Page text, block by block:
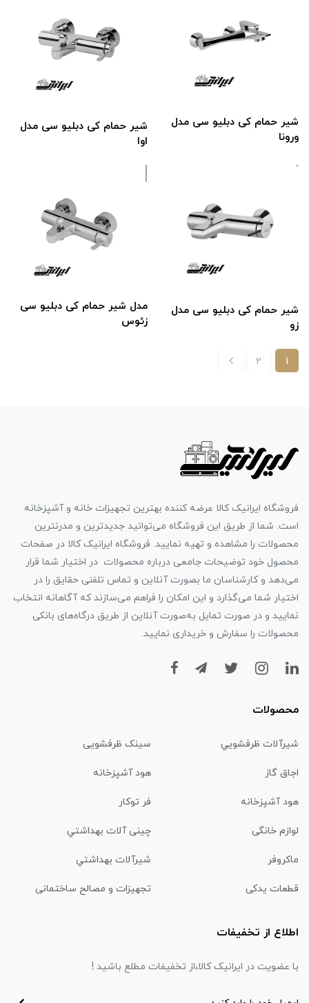
شیر حمام کی دبلیو سی مدل
ورونا
شیر حمام کی دبلیو سی مدل
اوا
شیر حمام کی دبلیو سی مدل
زو
مدل شیر حمام کی دبلیو سی
زئوس
1
2
فروشگاه ایرانیک کالا عرضه کننده بهترین تجهیزات خانه و آشپزخانه
است. شما از طریق این فروشگاه می‌توانید جدیدترین و مدرنترین
محصولات را مشاهده و تهیه نمایید. فروشگاه ایرانیک کالا در صفحات
محصول خود توضیحات جامعی درباره محصولات در اختیار شما قرار
می‌دهد و کارشناسان ما بصورت آنلاین و تماس تلفنی حقایق را در
اختیار شما می‌گذارد و این امکان را فراهم می‌سازند که آگاهانه انتخاب
نمایید و در صورت تمایل به‌صورت آنلاین از طریق درگاه‌های بانکی
محصولات را سفارش و خریداری نمایید.
محصولات
شیرآلات ظرفشويي سینک ظرفشویی
اجاق گاز هود آشپزخانه
هود آشپزخانه فر توکار
لوازم خانگی چینی آلات بهداشتي
ماكروفر شیرآلات بهداشتي
قطعات یدکی تجهیزات و مصالح ساختمانی
اطلاع از تخفیفات
با عضویت در ایرانیک کالا،از تخفیفات مطلع باشید !